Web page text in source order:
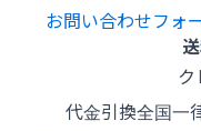
お問い合わせフォ
代金引換全国一